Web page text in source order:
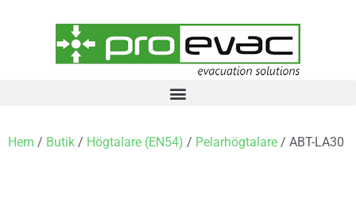
Hem / Butik / Högtalare (EN54) / Pelarhögtalare / ABT-LA30